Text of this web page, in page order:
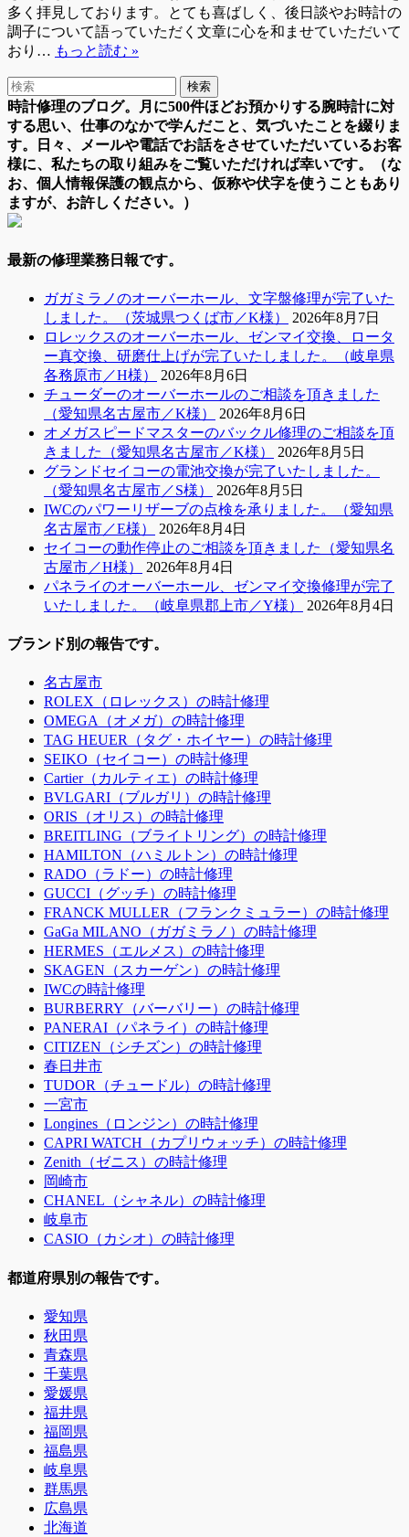
多く拝見しております。とても喜ばしく、後日談やお時計の
調子について語っていただく文章に心を和ませていただいて
おり… もっと読む »
時計修理のブログ。月に500件ほどお預かりする腕時計に対
する思い、仕事のなかで学んだこと、気づいたことを綴りま
す。日々、メールや電話でお話をさせていただいているお客
様に、私たちの取り組みをご覧いただければ幸いです。（な
お、個人情報保護の観点から、仮称や伏字を使うこともあり
ますが、お許しください。）
最新の修理業務日報です。
ガガミラノのオーバーホール、文字盤修理が完了いた
しました。（茨城県つくば市／K様）
2026年8月7日
ロレックスのオーバーホール、ゼンマイ交換、ロータ
ー真交換、研磨仕上げが完了いたしました。（岐阜県
各務原市／H様）
2026年8月6日
チューダーのオーバーホールのご相談を頂きました
（愛知県名古屋市／K様）
2026年8月6日
オメガスピードマスターのバックル修理のご相談を頂
きました（愛知県名古屋市／K様）
2026年8月5日
グランドセイコーの電池交換が完了いたしました。
（愛知県名古屋市／S様）
2026年8月5日
IWCのパワーリザーブの点検を承りました。（愛知県
名古屋市／E様）
2026年8月4日
セイコーの動作停止のご相談を頂きました（愛知県名
古屋市／H様）
2026年8月4日
パネライのオーバーホール、ゼンマイ交換修理が完了
いたしました。（岐阜県郡上市／Y様）
2026年8月4日
ブランド別の報告です。
名古屋市
ROLEX（ロレックス）の時計修理
OMEGA（オメガ）の時計修理
TAG HEUER（タグ・ホイヤー）の時計修理
SEIKO（セイコー）の時計修理
Cartier（カルティエ）の時計修理
BVLGARI（ブルガリ）の時計修理
ORIS（オリス）の時計修理
BREITLING（ブライトリング）の時計修理
HAMILTON（ハミルトン）の時計修理
RADO（ラドー）の時計修理
GUCCI（グッチ）の時計修理
FRANCK MULLER（フランクミュラー）の時計修理
GaGa MILANO（ガガミラノ）の時計修理
HERMES（エルメス）の時計修理
SKAGEN（スカーゲン）の時計修理
IWCの時計修理
BURBERRY（バーバリー）の時計修理
PANERAI（パネライ）の時計修理
CITIZEN（シチズン）の時計修理
春日井市
TUDOR（チュードル）の時計修理
一宮市
Longines（ロンジン）の時計修理
CAPRI WATCH（カプリウォッチ）の時計修理
Zenith（ゼニス）の時計修理
岡崎市
CHANEL（シャネル）の時計修理
岐阜市
CASIO（カシオ）の時計修理
都道府県別の報告です。
愛知県
秋田県
青森県
千葉県
愛媛県
福井県
福岡県
福島県
岐阜県
群馬県
広島県
北海道